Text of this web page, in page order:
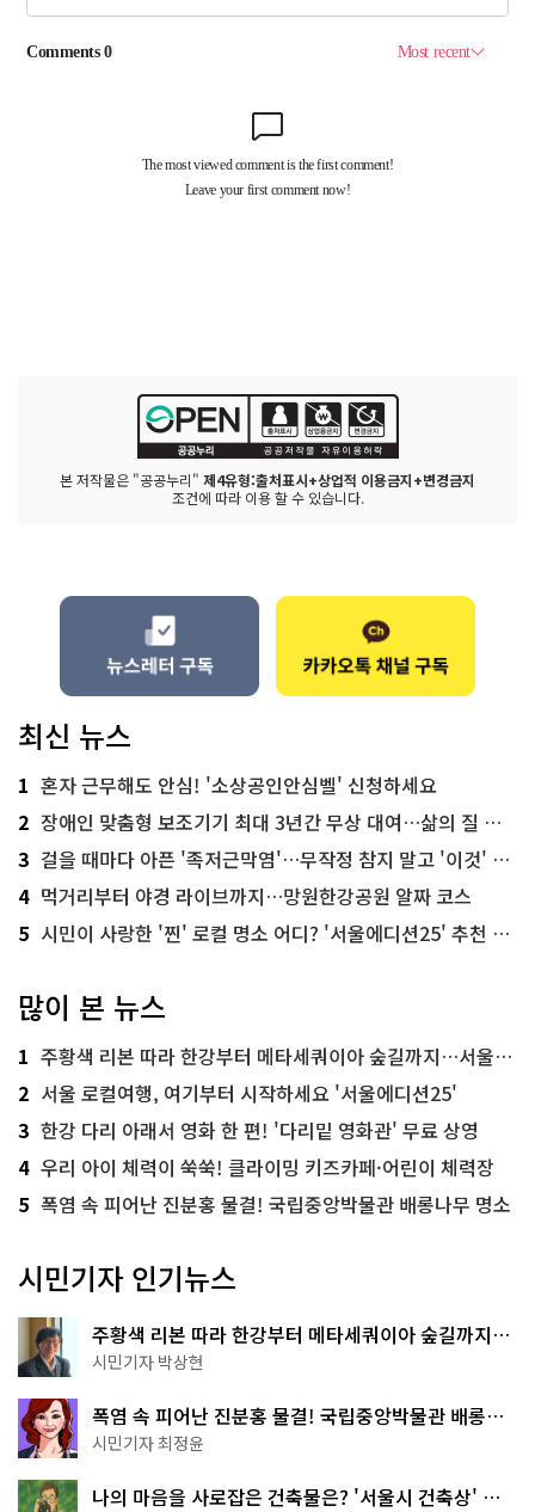
본 저작물은 "공공누리" 제4유형:출처표시+상업적 이용금지+변경금지
조건에 따라 이용 할 수 있습니다.
최신 뉴스
1 혼자 근무해도 안심! '소상공인안심벨' 신청하세요
2 장애인 맞춤형 보조기기 최대 3년간 무상 대여…삶의 질 높인다
3 걸을 때마다 아픈 '족저근막염'…무작정 참지 말고 '이것' 해보세요!
4 먹거리부터 야경 라이브까지…망원한강공원 알짜 코스
5 시민이 사랑한 '찐' 로컬 명소 어디? '서울에디션25' 추천 코스
많이 본 뉴스
1 주황색 리본 따라 한강부터 메타세쿼이아 숲길까지…서울둘레길 15코스
2 서울 로컬여행, 여기부터 시작하세요 '서울에디션25'
3 한강 다리 아래서 영화 한 편! '다리밑 영화관' 무료 상영
4 우리 아이 체력이 쑥쑥! 클라이밍 키즈카페·어린이 체력장
5 폭염 속 피어난 진분홍 물결! 국립중앙박물관 배롱나무 명소
시민기자 인기뉴스
주황색 리본 따라 한강부터 메타세쿼이아 숲길까지…
서울둘레길 15코스
시민기자 박상현
폭염 속 피어난 진분홍 물결! 국립중앙박물관 배롱나
무 명소
시민기자 최정윤
나의 마음을 사로잡은 건축물은? '서울시 건축상' 수